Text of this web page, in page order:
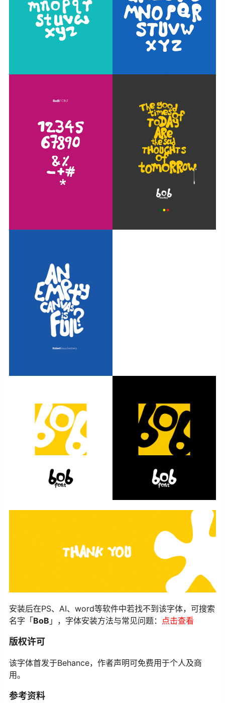
安装后在PS、AI、word等软件中若找不到该字体，可搜索
名字「BoB 」，字体安装方法与常见问题： 点击查看
版权许可
该字体首发于Behance，作者声明可免费用于个人及商
用。
参考资料